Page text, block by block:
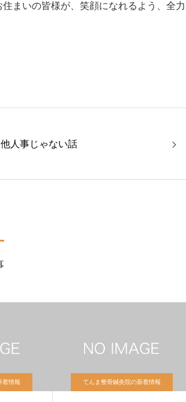
まいの皆様が、笑顔になれるよう、全力
他人事じゃない話
着情報 てんま整骨鍼灸院の新着情報